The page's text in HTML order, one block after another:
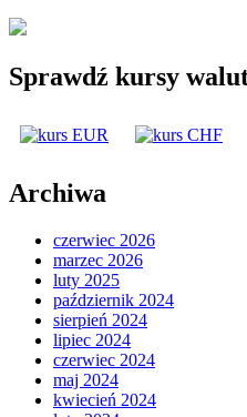
Sprawdź kursy
Archiwa
czerwiec 2026
marzec 2026
luty 2025
październik 2024
sierpień 2024
lipiec 2024
czerwiec 2024
maj 2024
kwiecień 2024